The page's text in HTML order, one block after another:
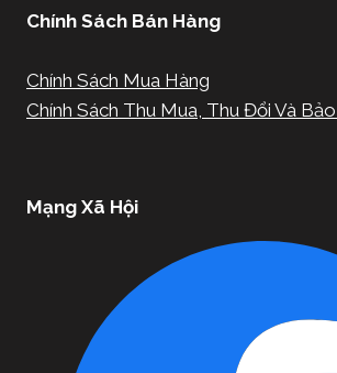
Chính Sách Bán Hàng
Chính Sách Mua Hàng
Chính Sách Thu Mua, Thu Đổi Và
Mạng Xã Hội